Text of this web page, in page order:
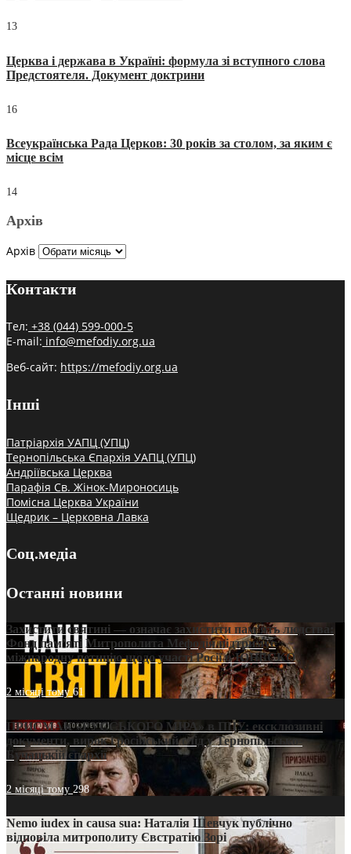
13
Церква і держава в Україні: формула зі вступного слова
Предстоятеля. Документ доктрини
16
Всеукраїнська Рада Церков: 30 років за столом, за яким є
місце всім
14
Архів
Архів
Контакти
Тел: +38 (044) 599-000-5
E-mail: info@mefodiy.org.ua
Веб-сайт: https://mefodiy.org.ua
Інші
Патріархія УАПЦ (УПЦ)
Тернопільська Єпархія УАПЦ (УПЦ)
Андріївська Церква
Парафія Св. Жінок-Мироносиць
Помісна Церква України
Щедрик – Церковна Лавка
Соц.медіа
Останні новини
Захистити святині — означає захистити пам’ять людства:
Фонд пам’яті Митрополита Мефодія підтримує
міжнародну петицію щодо участі Росії в ЮНЕСКО
2 місяці тому61
ПРИСМАК «РУССЬКОГО МІРА» в ПЦУ: ексклюзивні
документи, вирок і російський слід у Тернопільсько-
Бучацькій єпархії
2 місяці тому 298
Nemo iudex in causa sua: Наталія Шевчук публічно
відповіла митрополиту Євстратію Зорі